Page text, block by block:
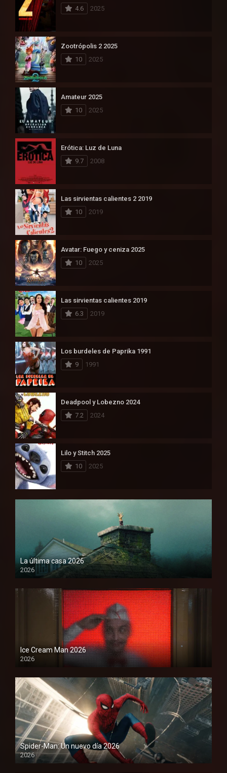
4.6 2025
Zootrópolis 2 2025
10
2025
Amateur 2025
10
2025
Erótica: Luz de Luna
9.7
2008
Las sirvientas calientes 2 2019
10
2019
Avatar: Fuego y ceniza 2025
10
2025
Las sirvientas calientes 2019
6.3
2019
Los burdeles de Paprika 1991
9
1991
Deadpool y Lobezno 2024
7.2
2024
Lilo y Stitch 2025
10
2025
La última casa 2026
2026
Ice Cream Man 2026
2026
Spider-Man: Un nuevo día 2026
2026
1080P